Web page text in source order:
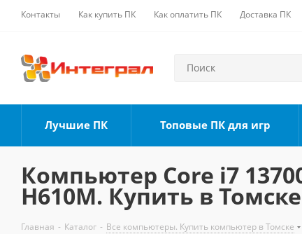
Контакты Как купить ПК Как оплатить ПК Доставка ПК
Лучшие ПК Топовые ПК для игр
Компьютер Core i7
H610M. Купить в Томске
Главная - Каталог - Все компьютеры. Купить компьютер в Томске